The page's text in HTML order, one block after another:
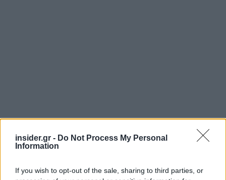
insider.gr - Do Not Process My Personal
Information
If you wish to opt-out of the sale, sharing to third parties, or